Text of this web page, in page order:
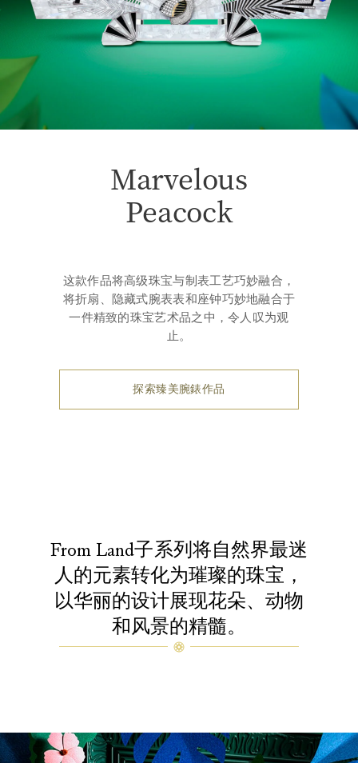
Marvelous
Peacock
这款作品将高级珠宝与制表工艺巧妙融合，
将折扇、隐藏式腕表表和座钟巧妙地融合于
一件精致的珠宝艺术品之中，令人叹为观
止。
探索臻美腕錶作品
From Land子系列将自然界最迷
人的元素转化为璀璨的珠宝，
以华丽的设计展现花朵、动物
和风景的精髓。